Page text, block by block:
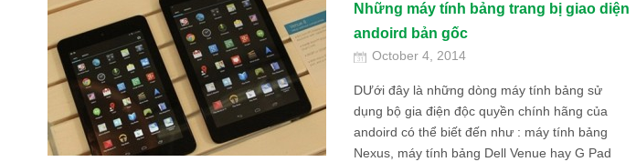
Những máy tính bảng trang bị giao diện
andoird bản gốc
October 4, 2014
DƯới đây là những dòng máy tính bảng sử
dụng bộ gia điện độc quyền chính hãng của
andoird có thể biết đến như : máy tính bảng
Nexus, máy tính bảng Dell Venue hay G Pad